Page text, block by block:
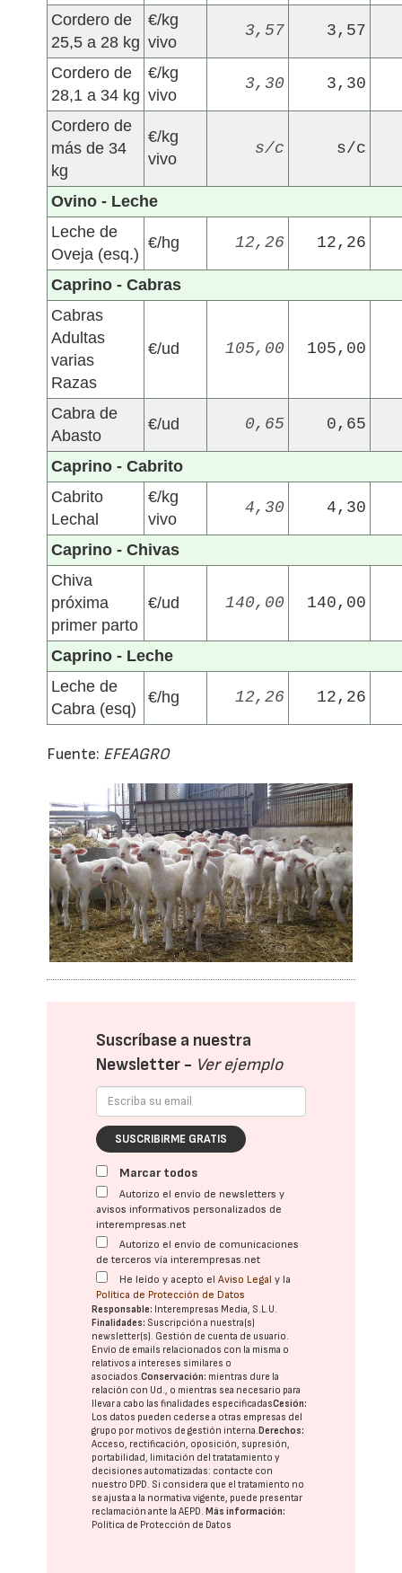
Cordero de
25,5 a 28 kg
€/kg
vivo
3,57 3,57
Cordero de
28,1 a 34 kg
€/kg
vivo
3,30 3,30
Cordero de
más de 34
kg
€/kg
vivo
s/c s/c
Ovino - Leche
Leche de
Oveja (esq.)
€/hg 12,26 12,26
Caprino - Cabras
Cabras
Adultas
varias
Razas
€/ud 105,00 105,00
Cabra de
Abasto
€/ud 0,65 0,65
Caprino - Cabrito
Cabrito
Lechal
€/kg
vivo
4,30 4,30
Caprino - Chivas
Chiva
próxima
primer parto
€/ud 140,00 140,00
Caprino - Leche
Leche de
Cabra (esq)
€/hg 12,26 12,26
Fuente: EFEAGRO
Suscríbase a nuestra
Newsletter - Ver ejemplo
SUSCRIBIRME GRATIS
Marcar todos
Autorizo el envío de newsletters y
avisos informativos personalizados de
interempresas.net
Autorizo el envío de comunicaciones
de terceros vía interempresas.net
He leído y acepto elAviso Legal y la
Política de Protección de Datos
Responsable: Interempresas Media, S.L.U.
Finalidades: Suscripción a nuestra(s)
newsletter(s). Gestión de cuenta de usuario.
Envío de emails relacionados con la misma o
relativos a intereses similares o
asociados.Conservación: mientras dure la
relación con Ud., o mientras sea necesario para
llevar a cabo las finalidades especificadasCesión:
Los datos pueden cederse a otras empresas del
grupo por motivos de gestión interna.Derechos:
Acceso, rectificación, oposición, supresión,
portabilidad, limitación del tratatamiento y
decisiones automatizadas: contacte con
nuestro DPD. Si considera que el tratamiento no
se ajusta a la normativa vigente, puede presentar
reclamación ante laAEPD.Más información:
Política de Protección de Datos